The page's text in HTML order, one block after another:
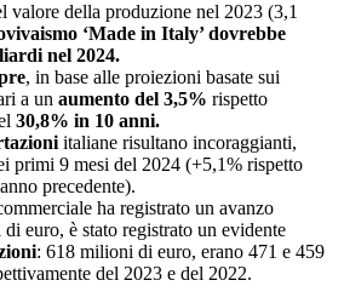
valore della produzione nel 2023 (3,1
‘Made in Italy’ dovrebbe
nel 2024.
, in base alle proiezioni basate sui
a un aumento del 3,5% rispetto
30,8% in 10 anni.
italiane risultano incoraggianti,
primi 9 mesi del 2024 (+5,1% rispetto
precedente).
ha registrato un avanzo
euro, è stato registrato un evidente
: 618 milioni di euro, erano 471 e 459
del 2023 e del 2022.